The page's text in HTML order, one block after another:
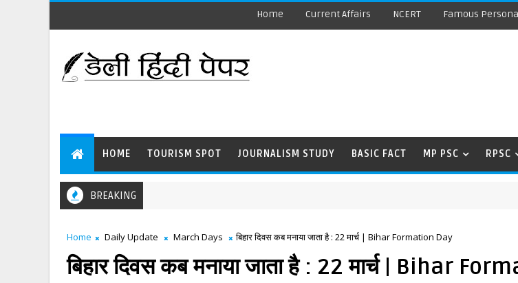
Home Current Affairs NCERT Famous
HOME TOURISM SPOT JOURNALISM STUDY BASIC FACT MP PSC RPSC
BREAKING
Home Daily Update March Days बिहार दिवस कब मनाया जाता है : 22 मार्च | Bihar Formation Day
बिहार दिवस कब मनाया जाता है : 22 मार्च | Bihar